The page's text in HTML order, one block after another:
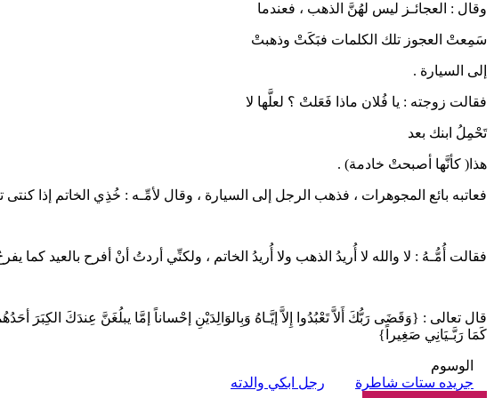
ﻭﻗﺎﻝ : ﺍﻟﻌﺠﺎﺋـﺰ ﻟﻴﺲ ﻟﻬُﻦَّ ﺍﻟﺬﻫﺐ ، ﻓﻌﻨﺪﻣﺎ
ﺳَﻤِﻌﺖْ ﺍﻟﻌﺠﻮﺯ ﺗﻠﻚ ﺍﻟﻜﻠﻤﺎﺕ ﻓﺒَﻜَﺖْ ﻭﺫﻫﺒﺖْ
ﺇﻟﻰ ﺍﻟﺴﻴﺎﺭﺓ .
ﻓﻘﺎﻟﺖ ﺯﻭﺟﺘﻪ : ﻳﺎ ﻓُﻼﻥ ﻣﺎﺫﺍ ﻓَﻌَﻠﺖْ ؟ ﻟﻌﻠَّﻬﺎ ﻻ
ﺗَﺤْﻤِﻞُ ﺍﺑﻨﻚ ﺑﻌﺪ
ﻫﺬﺍ( ﻛﺄﻧَّﻬﺎ ﺃﺻﺒﺤﺖْ ﺧﺎﺩﻣﺔ) .
فعاتبه بائع المجوهرات ، فذهب الرجل إلى السيارة ، وقال لأمِّـه : خُذِي الخاتم إذا كنتى
فقالت أُمُّـهُ : لا والله لا أُريدُ الذهب ولا أُريدُ الخاتم ، ولكنِّي أردتُ أنْ أفرح بالعيد
قال تعالى : {وَقَضَى رَبُّكَ أَلاَّ تَعْبُدُوا إِلاَّ إيَّـاهُ وَبِالوَالِدَيْنِ إحْساناً إمَّا يبلُغَنَّ عِندَكَ الكِبَرَ
كَمَا رَبَّـيَانِي صَغِيراً}
الوسوم
جريده ستات شاطرة
رجل ابكي والدته